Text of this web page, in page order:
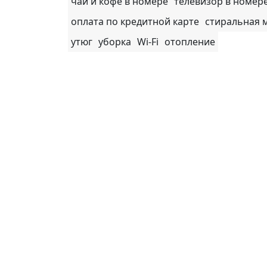
оплата по кредитной карте стиральная
утюг уборка Wi-Fi отопление